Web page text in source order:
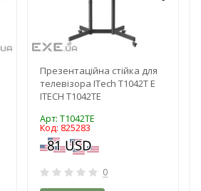
Презентаційна стійка для
телевізора ITech T1042T E
ITECH T1042TE
Арт: T1042TE
Код: 825283
0